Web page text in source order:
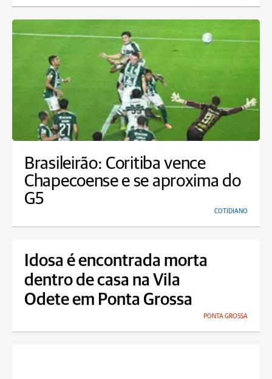
Brasileirão: Coritiba vence
Chapecoense e se aproxima do
G5
COTIDIANO
Idosa é encontrada morta
dentro de casa na Vila
Odete em Ponta Grossa
PONTA GROSSA